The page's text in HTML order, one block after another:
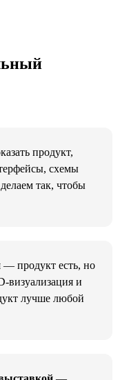
продукт,
схемы
так, чтобы
— продукт есть, но
визуализация и
лучше любой